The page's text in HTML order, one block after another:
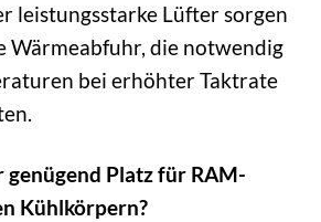
leistungsstarke Lüfter sorgen
Wärmeabfuhr, die notwendig
bei erhöhter Taktrate
Platz für RAM-
Kühlkörpern?